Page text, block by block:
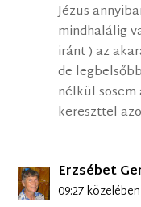
Jézus
mindhalálig
iránt ) az
de
nélkül
kereszttel
Erzsébet
09:27 közelében